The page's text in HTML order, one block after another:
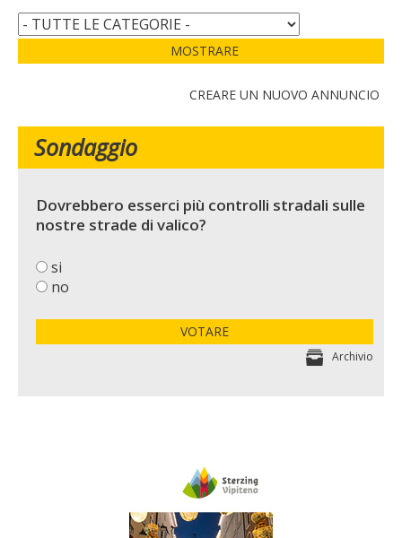
MOSTRARE
CREARE UN NUOVO ANNUNCIO
Sondaggio
Dovrebbero esserci più controlli stradali sulle
nostre strade di valico?
si
no
VOTARE
Archivio